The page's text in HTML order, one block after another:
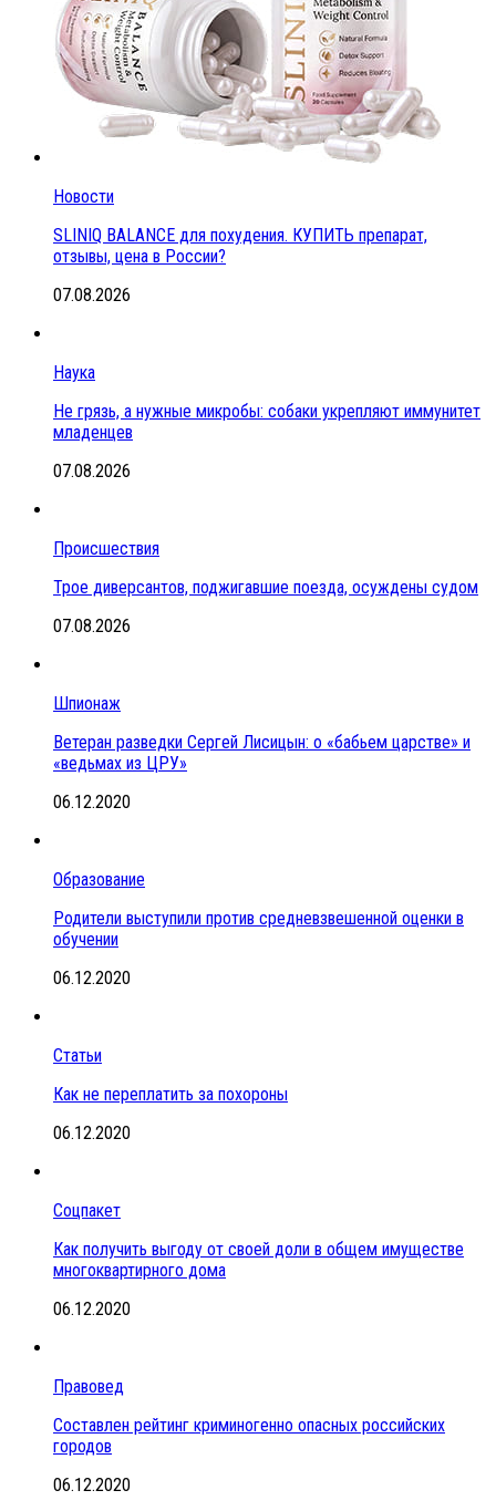
Новости
SLINIQ BALANCE для похудения. КУПИТЬ препарат,
отзывы, цена в России?
07.08.2026
Наука
Не грязь, а нужные микробы: собаки укрепляют иммунитет
младенцев
07.08.2026
Происшествия
Трое диверсантов, поджигавшие поезда, осуждены судом
07.08.2026
Шпионаж
Ветеран разведки Сергей Лисицын: о «бабьем царстве» и
«ведьмах из ЦРУ»
06.12.2020
Образование
Родители выступили против средневзвешенной оценки в
обучении
06.12.2020
Статьи
Как не переплатить за похороны
06.12.2020
Соцпакет
Как получить выгоду от своей доли в общем имуществе
многоквартирного дома
06.12.2020
Правовед
Составлен рейтинг криминогенно опасных российских
городов
06.12.2020